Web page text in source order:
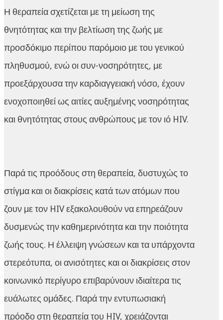
Η θεραπεία σχετίζεται με τη μείωση της
θνητότητας και την βελτίωση της ζωής με
προσδόκιμο περίπου παρόμοιο με του γενικού
πληθυσμού, ενώ οι συν-νοσηρότητες, με
προεξάρχουσα την καρδιαγγειακή νόσο, έχουν
ενοχοποιηθεί ως αιτίες αυξημένης νοσηρότητας
και θνητότητας στους ανθρώπους με τον ιό HIV.
Παρά τις προόδους στη θεραπεία, δυστυχώς το
στίγμα και οι διακρίσεις κατά των ατόμων που
ζουν με τον HIV εξακολουθούν να επηρεάζουν
δυσμενώς την καθημερινότητα και την ποιότητα
ζωής τους. Η έλλειψη γνώσεων και τα υπάρχοντα
στερεότυπα, οι ανισότητες και οι διακρίσεις στον
κοινωνικό περίγυρο επιβαρύνουν ιδιαίτερα τις
ευάλωτες ομάδες. Παρά την εντυπωσιακή
πρόοδο στη θεραπεία του HIV, χρειάζονται